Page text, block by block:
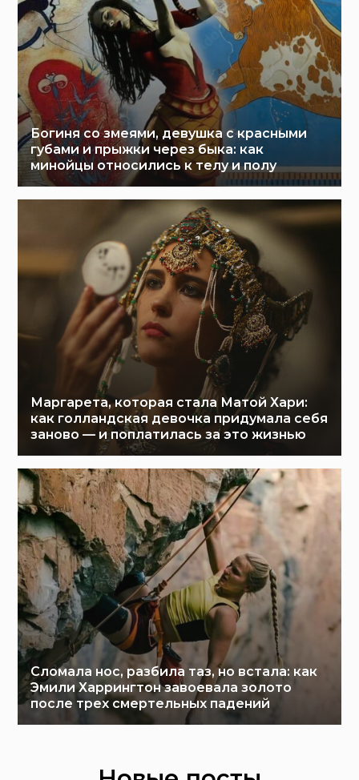
Богиня со змеями, девушка с красными
губами и прыжки через быка: как
минойцы относились к телу и полу
Маргарета, которая стала Матой Хари:
как голландская девочка придумала себя
заново — и поплатилась за это жизнью
Сломала нос, разбила таз, но встала: как
Эмили Харрингтон завоевала золото
после трех смертельных падений